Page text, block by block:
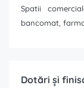
Spatii
bancomat,
Dotări și